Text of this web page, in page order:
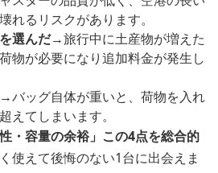
れるリスクがあります。
選んだ→旅行中に土産物が増えた
物が必要になり追加料金が発生し
→バッグ自体が重いと、荷物を入れ
えてしまいます。
・容量の余裕」この4点を総合的
使えて後悔のない1台に出会えま